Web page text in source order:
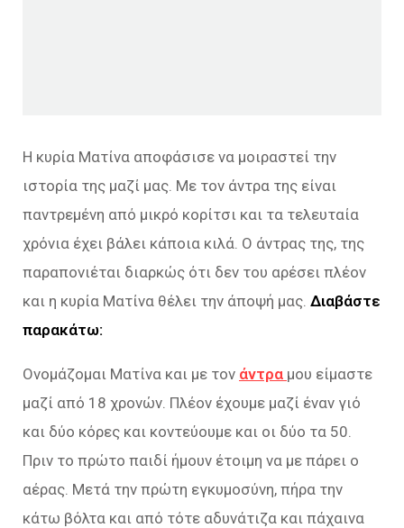
Η κυρία Ματίνα αποφάσισε να μοιραστεί την
ιστορία της μαζί μας. Με τον άντρα της είναι
παντρεμένη από μικρό κορίτσι και τα τελευταία
χρόνια έχει βάλει κάποια κιλά. Ο άντρας της, της
παραπονιέται διαρκώς ότι δεν του αρέσει πλέον
και η κυρία Ματίνα θέλει την άποψή μας. Διαβάστε
παρακάτω:
Ονομάζομαι Ματίνα και με τον άντρα μου είμαστε
μαζί από 18 χρονών. Πλέον έχουμε μαζί έναν γιό
και δύο κόρες και κοντεύουμε και οι δύο τα 50.
Πριν το πρώτο παιδί ήμουν έτοιμη να με πάρει ο
αέρας. Μετά την πρώτη εγκυμοσύνη, πήρα την
κάτω βόλτα και από τότε αδυνάτιζα και πάχαινα